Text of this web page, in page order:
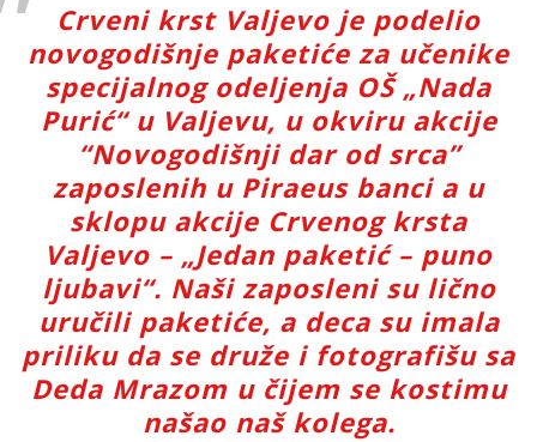
Crveni krst Valjevo je podelio
novogodišnje paketiće za učenike
specijalnog odeljenja OŠ „Nada
Purić“ u Valjevu, u okviru akcije
“Novogodišnji dar od srca”
zaposlenih u Piraeus banci a u
sklopu akcije Crvenog krsta
Valjevo – „Jedan paketić – puno
ljubavi“. Naši zaposleni su lično
uručili paketiće, a deca su imala
priliku da se druže i fotografišu sa
Deda Mrazom u čijem se kostimu
našao naš kolega.